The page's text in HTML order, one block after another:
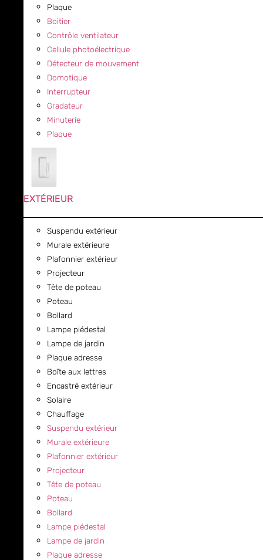
Plaque
Boitier
Contrôle ventilateur
Cellule photoélectrique
Détecteur de mouvement
Domotique
Interrupteur
Gradateur
Minuterie
Plaque
EXTÉRIEUR
Suspendu extérieur
Murale extérieure
Plafonnier extérieur
Projecteur
Tête de poteau
Poteau
Bollard
Lampe piédestal
Lampe de jardin
Plaque adresse
Boîte aux lettres
Encastré extérieur
Solaire
Chauffage
Suspendu extérieur
Murale extérieure
Plafonnier extérieur
Projecteur
Tête de poteau
Poteau
Bollard
Lampe piédestal
Lampe de jardin
Plaque adresse